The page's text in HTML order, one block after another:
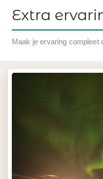
Noorderlicht
avondtour